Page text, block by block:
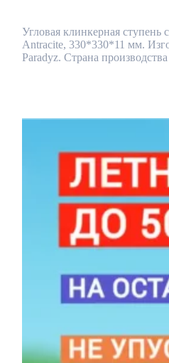
Paradyz
Viano
Antracite,
Угловая клинкерная ступень
Antracite, 330*330*11 мм.
Paradyz. Страна